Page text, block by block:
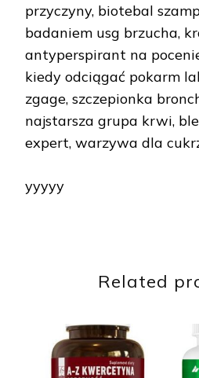
przyczyny, biotebal
badaniem usg brzucha,
antyperspirant na
kiedy odciągać pokarm
zgage, szczepionka
najstarsza grupa krwi,
expert, warzywa dla
yyyyy
Related